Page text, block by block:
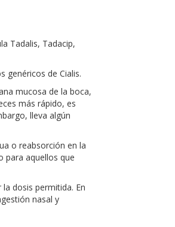
Tadalis, Tadacip,
genéricos de Cialis.
mucosa de la boca,
más rápido, es
lleva algún
o reabsorción en la
para aquellos que
dosis permitida. En
nasal y